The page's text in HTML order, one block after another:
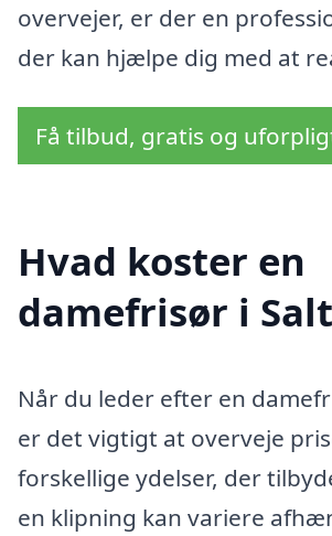
overvejer, er der en
der kan hjælpe dig med at
Få tilbud, gratis og
Hvad koster en
damefrisør i
Når du leder efter en
er det vigtigt at overveje
forskellige ydelser, der
en klipning kan variere